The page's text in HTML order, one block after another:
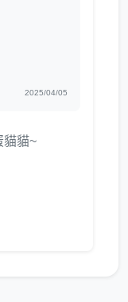
2025/04/05
貓貓~